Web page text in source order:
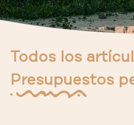
Todos los
Presupuestos